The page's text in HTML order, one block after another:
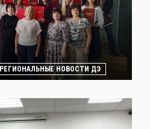
РЕГИОНАЛЬНЫЕ НОВОСТИ ДЭ